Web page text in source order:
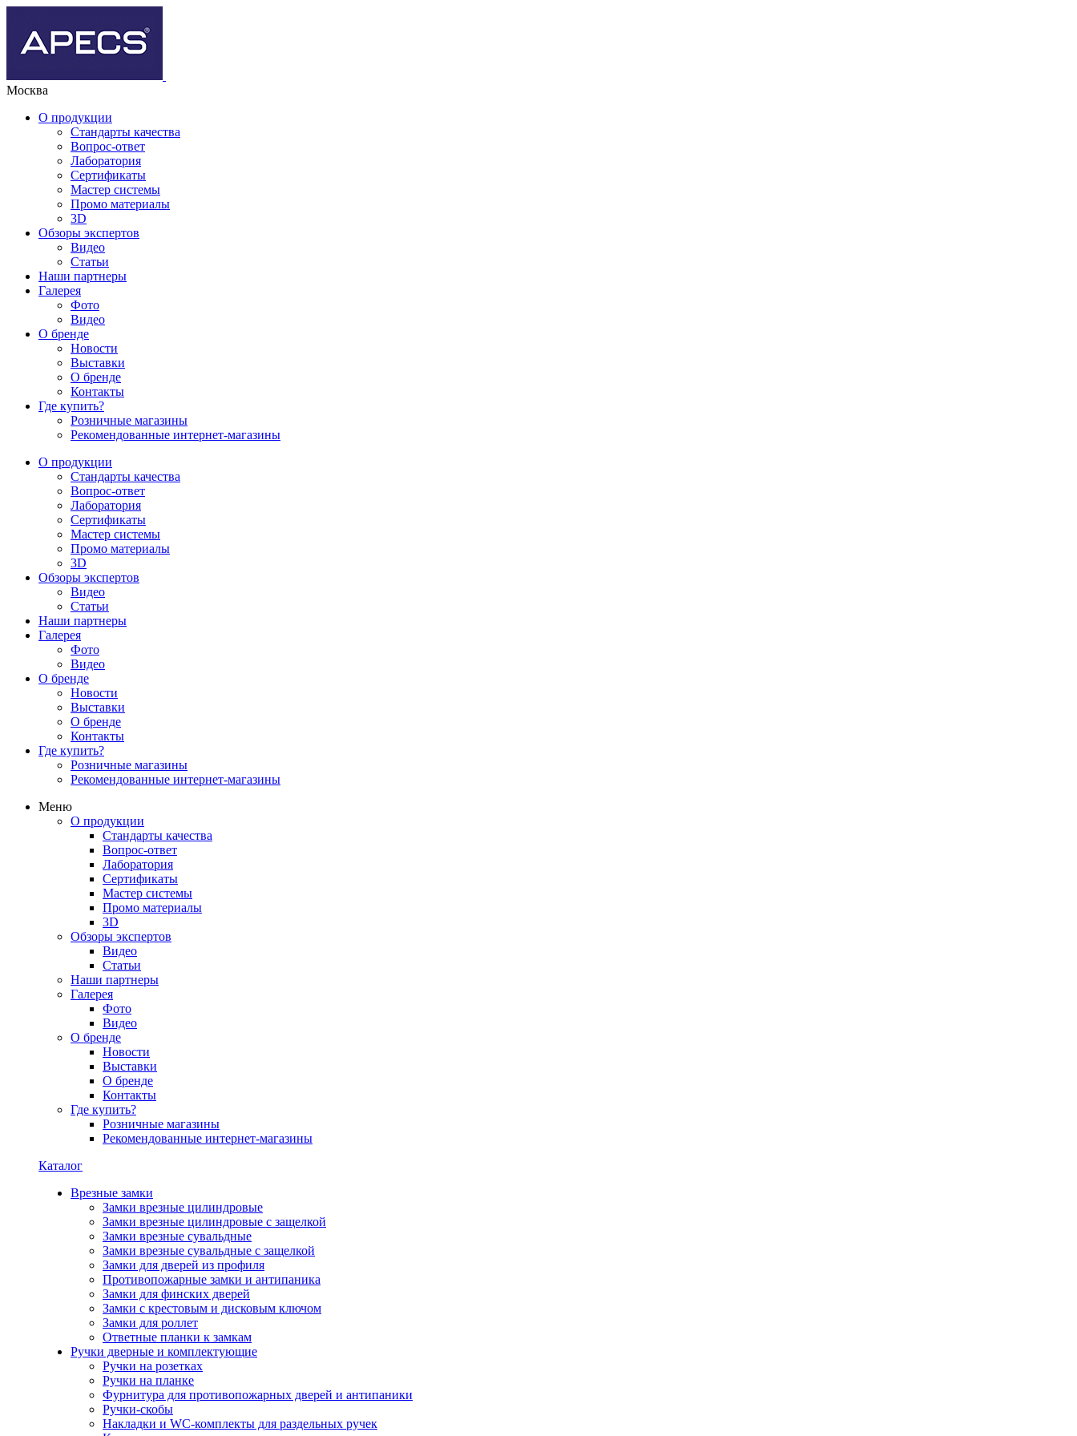
Москва
О продукции
Стандарты качества
Вопрос-ответ
Лаборатория
Сертификаты
Мастер системы
Промо материалы
3D
Обзоры экспертов
Видео
Статьи
Наши партнеры
Галерея
Фото
Видео
О бренде
Новости
Выставки
О бренде
Контакты
Где купить?
Розничные магазины
Рекомендованные интернет-магазины
О продукции
Стандарты качества
Вопрос-ответ
Лаборатория
Сертификаты
Мастер системы
Промо материалы
3D
Обзоры экспертов
Видео
Статьи
Наши партнеры
Галерея
Фото
Видео
О бренде
Новости
Выставки
О бренде
Контакты
Где купить?
Розничные магазины
Рекомендованные интернет-магазины
Меню
О продукции
Стандарты качества
Вопрос-ответ
Лаборатория
Сертификаты
Мастер системы
Промо материалы
3D
Обзоры экспертов
Видео
Статьи
Наши партнеры
Галерея
Фото
Видео
О бренде
Новости
Выставки
О бренде
Контакты
Где купить?
Розничные магазины
Рекомендованные интернет-магазины
Каталог
Врезные замки
Замки врезные цилиндровые
Замки врезные цилиндровые с защелкой
Замки врезные сувальдные
Замки врезные сувальдные с защелкой
Замки для дверей из профиля
Противопожарные замки и антипаника
Замки для финских дверей
Замки с крестовым и дисковым ключом
Замки для роллет
Ответные планки к замкам
Ручки дверные и комплектующие
Ручки на розетках
Ручки на планке
Фурнитура для противопожарных дверей и антипаники
Ручки-скобы
Накладки и WC-комплекты для раздельных ручек